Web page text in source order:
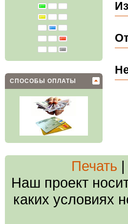
СПОСОБЫ ОПЛАТЫ
Печать
Наш проект
каких условиях